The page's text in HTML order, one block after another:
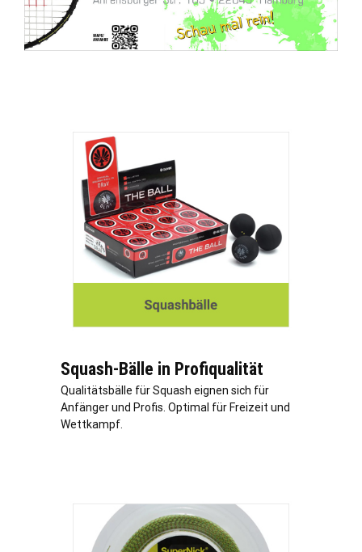
Squash-Bälle in Profiqualität
Qualitätsbälle für Squash eignen sich für
Anfänger und Profis. Optimal für Freizeit und
Wettkampf.